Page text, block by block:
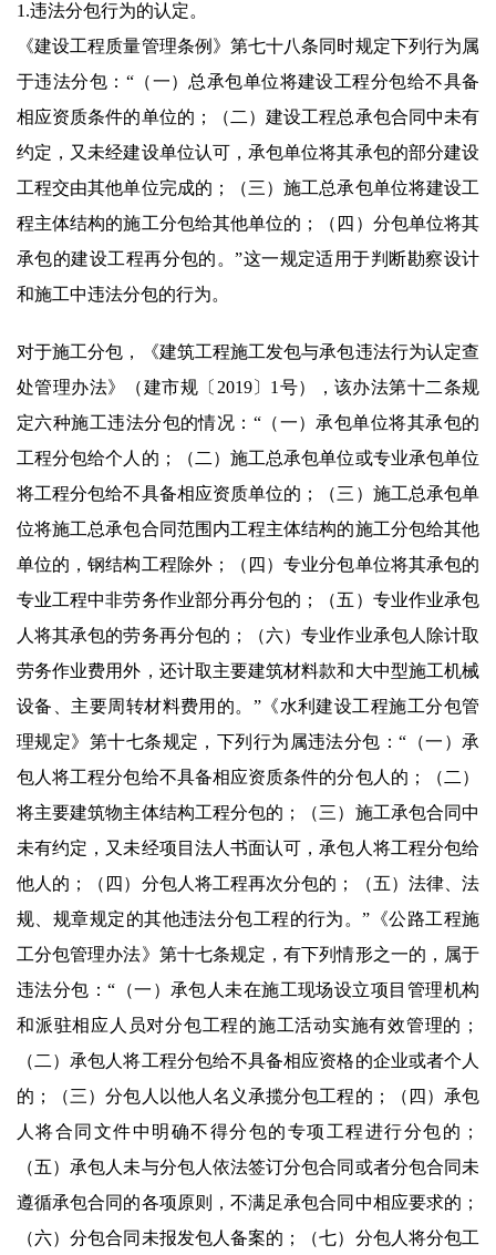
1.违法分包行为的认定。
《建设工程质量管理条例》第七十八条同时规定下列行为属
于违法分包：“（一）总承包单位将建设工程分包给不具备
相应资质条件的单位的；（二）建设工程总承包合同中未有
约定，又未经建设单位认可，承包单位将其承包的部分建设
工程交由其他单位完成的；（三）施工总承包单位将建设工
程主体结构的施工分包给其他单位的；（四）分包单位将其
承包的建设工程再分包的。”这一规定适用于判断勘察设计
和施工中违法分包的行为。
对于施工分包，《建筑工程施工发包与承包违法行为认定查
处管理办法》（建市规〔2019〕1号），该办法第十二条规
定六种施工违法分包的情况：“（一）承包单位将其承包的
工程分包给个人的；（二）施工总承包单位或专业承包单位
将工程分包给不具备相应资质单位的；（三）施工总承包单
位将施工总承包合同范围内工程主体结构的施工分包给其他
单位的，钢结构工程除外；（四）专业分包单位将其承包的
专业工程中非劳务作业部分再分包的；（五）专业作业承包
人将其承包的劳务再分包的；（六）专业作业承包人除计取
劳务作业费用外，还计取主要建筑材料款和大中型施工机械
设备、主要周转材料费用的。”《水利建设工程施工分包管
理规定》第十七条规定，下列行为属违法分包：“（一）承
包人将工程分包给不具备相应资质条件的分包人的；（二）
将主要建筑物主体结构工程分包的；（三）施工承包合同中
未有约定，又未经项目法人书面认可，承包人将工程分包给
他人的；（四）分包人将工程再次分包的；（五）法律、法
规、规章规定的其他违法分包工程的行为。”《公路工程施
工分包管理办法》第十七条规定，有下列情形之一的，属于
违法分包：“（一）承包人未在施工现场设立项目管理机构
和派驻相应人员对分包工程的施工活动实施有效管理的；
（二）承包人将工程分包给不具备相应资格的企业或者个人
的；（三）分包人以他人名义承揽分包工程的；（四）承包
人将合同文件中明确不得分包的专项工程进行分包的；
（五）承包人未与分包人依法签订分包合同或者分包合同未
遵循承包合同的各项原则，不满足承包合同中相应要求的；
（六）分包合同未报发包人备案的；（七）分包人将分包工